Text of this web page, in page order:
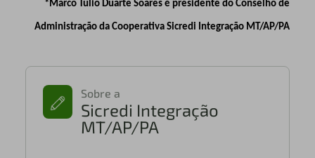
*Marco Túlio Duarte Soares é presidente do Conselho de
Administração da Cooperativa Sicredi Integração MT/AP/PA
Sobre a
Sicredi Integração
MT/AP/PA